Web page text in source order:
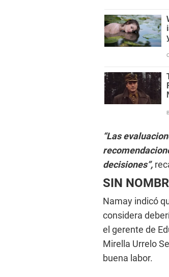
“Las
decisiones”,
SIN
Namay indicó
considera
el gerente de
Mirella Urrelo
buena labor.